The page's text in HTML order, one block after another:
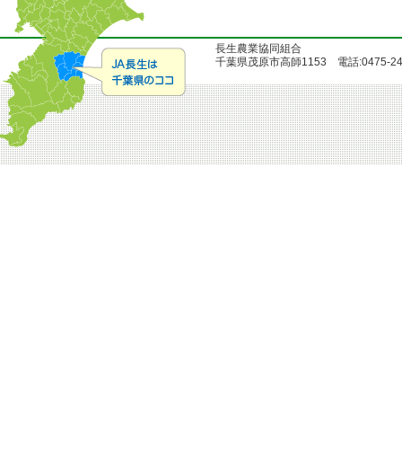
長生農業協同組合
千葉県茂原市高師1153 電話:0475-